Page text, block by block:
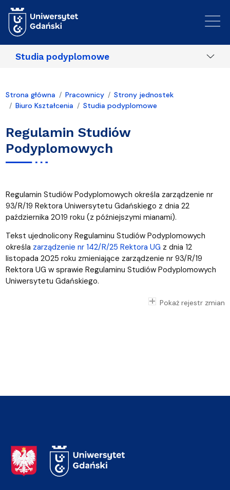
Studia podyplomowe
Strona główna Pracownicy
Strony jednostek
Biuro Kształcenia
Studia podyplomowe
Regulamin Studiów
Podyplomowych
Regulamin Studiów Podyplomowych określa zarządzenie nr
93/R/19 Rektora Uniwersytetu Gdańskiego z dnia 22
października 2019 roku (z późniejszymi mianami).
Tekst ujednolicony Regulaminu Studiów Podyplomowych
określa zarządzenie nr 142/R/25 Rektora UG z dnia 12
listopada 2025 roku zmieniające zarządzenie nr 93/R/19
Rektora UG w sprawie Regulaminu Studiów Podyplomowych
Uniwersytetu Gdańskiego.
Pokaż rejestr zmian
Adres Rektoratu